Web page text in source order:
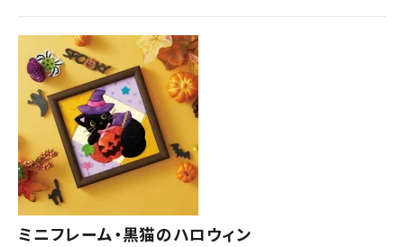
ミニフレーム・黒猫のハロウィン